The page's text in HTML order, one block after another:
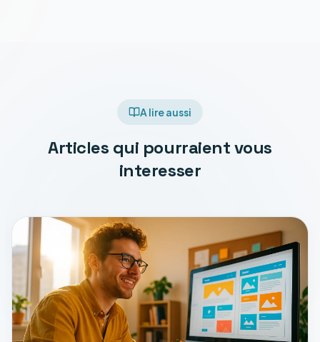
A lire aussi
Articles qui pourraient vous
interesser